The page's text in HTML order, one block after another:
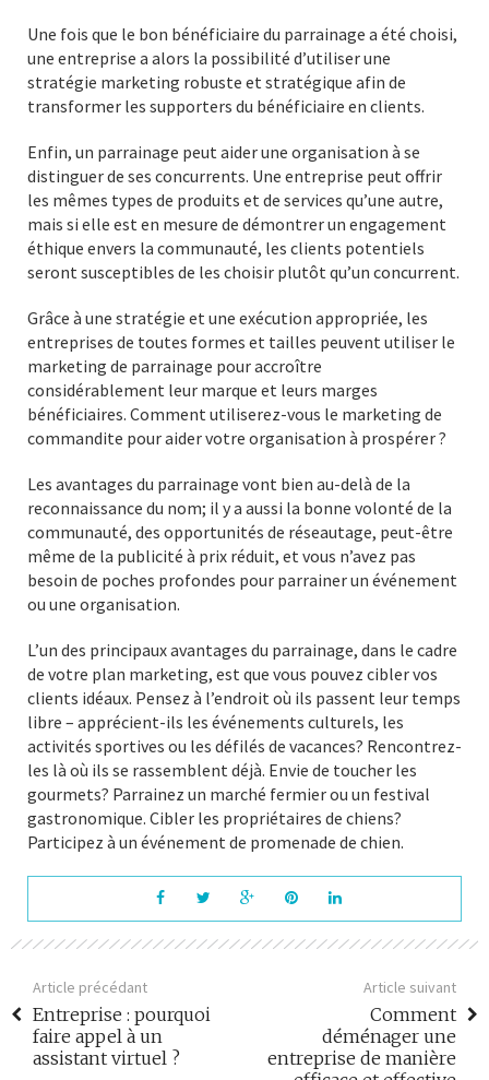
Une fois que le bon bénéficiaire du parrainage a été choisi,
une entreprise a alors la possibilité d’utiliser une
stratégie marketing robuste et stratégique afin de
transformer les supporters du bénéficiaire en clients.
Enfin, un parrainage peut aider une organisation à se
distinguer de ses concurrents. Une entreprise peut offrir
les mêmes types de produits et de services qu’une autre,
mais si elle est en mesure de démontrer un engagement
éthique envers la communauté, les clients potentiels
seront susceptibles de les choisir plutôt qu’un concurrent.
Grâce à une stratégie et une exécution appropriée, les
entreprises de toutes formes et tailles peuvent utiliser le
marketing de parrainage pour accroître
considérablement leur marque et leurs marges
bénéficiaires. Comment utiliserez-vous le marketing de
commandite pour aider votre organisation à prospérer ?
Les avantages du parrainage vont bien au-delà de la
reconnaissance du nom; il y a aussi la bonne volonté de la
communauté, des opportunités de réseautage, peut-être
même de la publicité à prix réduit, et vous n’avez pas
besoin de poches profondes pour parrainer un événement
ou une organisation.
L’un des principaux avantages du parrainage, dans le cadre
de votre plan marketing, est que vous pouvez cibler vos
clients idéaux. Pensez à l’endroit où ils passent leur temps
libre – apprécient-ils les événements culturels, les
activités sportives ou les défilés de vacances? Rencontrez-
les là où ils se rassemblent déjà. Envie de toucher les
gourmets? Parrainez un marché fermier ou un festival
gastronomique. Cibler les propriétaires de chiens?
Participez à un événement de promenade de chien.
Article précédant
Entreprise : pourquoi
faire appel à un
assistant virtuel ?
Article suivant
Comment
déménager une
entreprise de manière